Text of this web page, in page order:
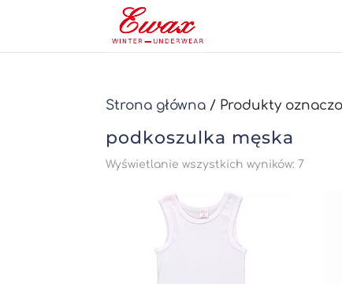
Strona główna / Produkty
podkoszulka męska
Wyświetlanie wszystkich wyników: 7